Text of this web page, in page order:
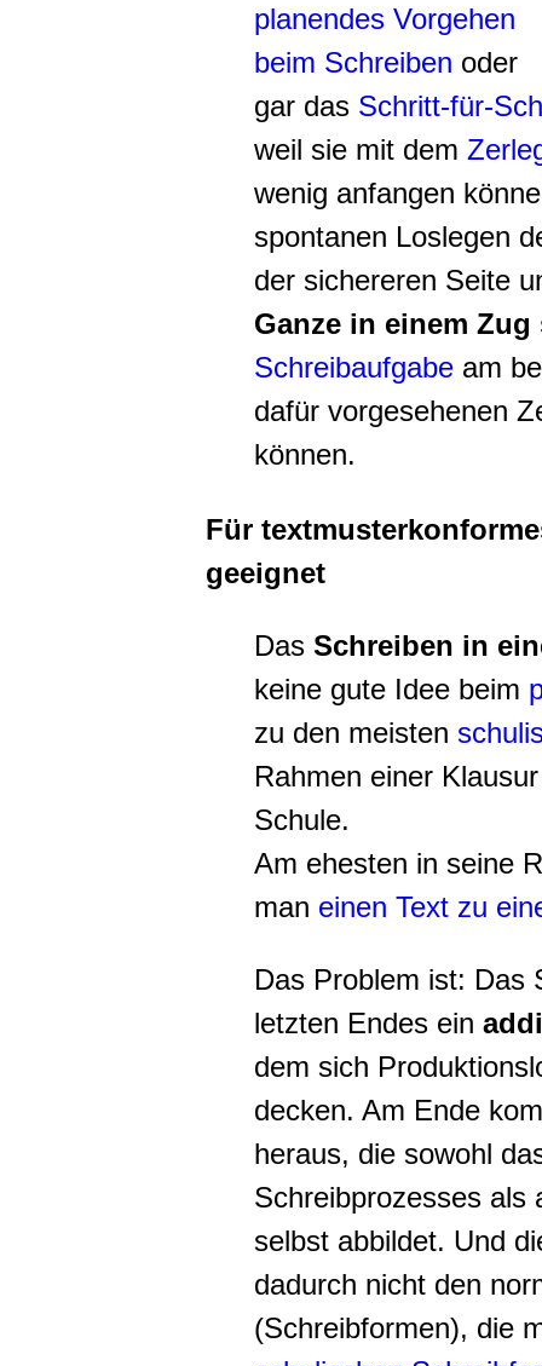
planendes Vorgehen
beim Schreiben oder
gar das Schritt-für-
weil sie mit dem
wenig anfangen
spontanen Loslegen
der sichereren Seite
Ganze in einem
Schreibaufgabe am
dafür vorgesehenen
können.
Für
geeignet
Das Schreiben in
keine gute Idee beim
zu den meisten
Rahmen einer
Schule.
Am ehesten in seine
man einen Text zu
Das Problem ist: Das
letzten Endes ein
dem sich
decken. Am Ende
heraus, die sowohl
Schreibprozesses als
selbst abbildet. Und
dadurch nicht den
(Schreibformen), die